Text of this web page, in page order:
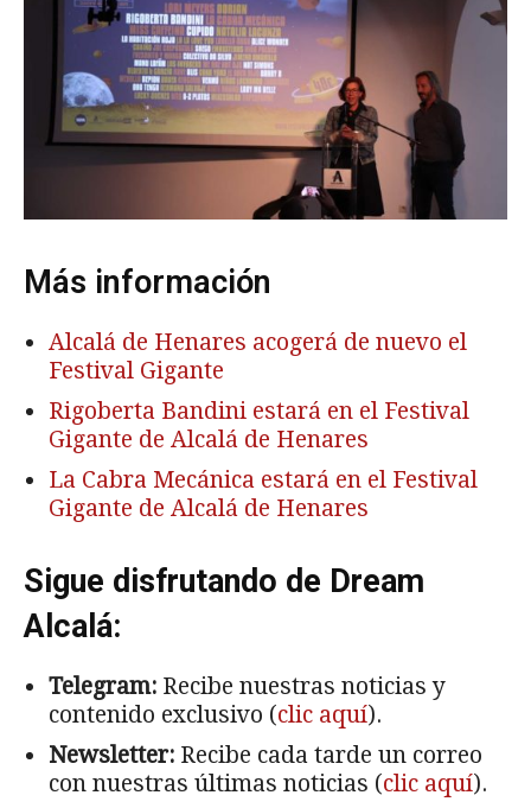
Más información
Alcalá de Henares acogerá de nuevo el
Festival Gigante
Rigoberta Bandini estará en el Festival
Gigante de Alcalá de Henares
La Cabra Mecánica estará en el Festival
Gigante de Alcalá de Henares
Sigue disfrutando de Dream
Alcalá:
Telegram: Recibe nuestras noticias y
contenido exclusivo (clic aquí).
Newsletter: Recibe cada tarde un correo
con nuestras últimas noticias (clic aquí).